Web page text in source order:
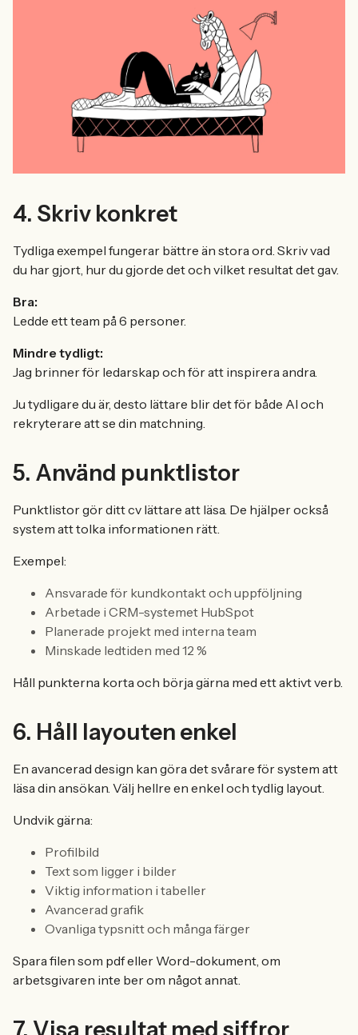
4. Skriv konkret
Tydliga exempel fungerar bättre än stora ord. Skriv vad
du har gjort, hur du gjorde det och vilket resultat det gav.
Bra:
Ledde ett team på 6 personer.
Mindre tydligt:
Jag brinner för ledarskap och för att inspirera andra.
Ju tydligare du är, desto lättare blir det för både AI och
rekryterare att se din matchning.
5. Använd punktlistor
Punktlistor gör ditt cv lättare att läsa. De hjälper också
system att tolka informationen rätt.
Exempel:
Ansvarade för kundkontakt och uppföljning
Arbetade i CRM-systemet HubSpot
Planerade projekt med interna team
Minskade ledtiden med 12 %
Håll punkterna korta och börja gärna med ett aktivt verb.
6. Håll layouten enkel
En avancerad design kan göra det svårare för system att
läsa din ansökan. Välj hellre en enkel och tydlig layout.
Undvik gärna:
Profilbild
Text som ligger i bilder
Viktig information i tabeller
Avancerad grafik
Ovanliga typsnitt och många färger
Spara filen som pdf eller Word-dokument, om
arbetsgivaren inte ber om något annat.
7. Visa resultat med siffror